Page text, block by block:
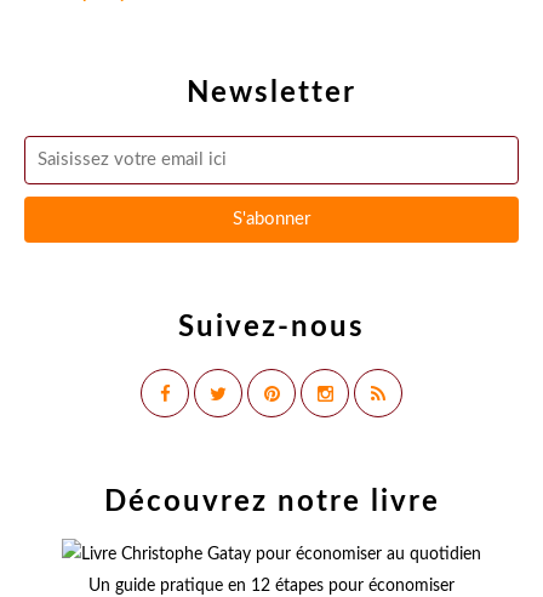
Newsletter
Suivez-nous
Découvrez notre livre
Un guide pratique en 12 étapes pour économiser